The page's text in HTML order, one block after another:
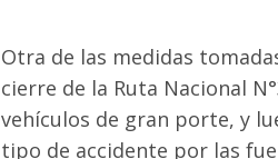
Otra de las medidas
cierre de la Ruta Nacional
vehículos de gran porte, y
tipo de accidente por las